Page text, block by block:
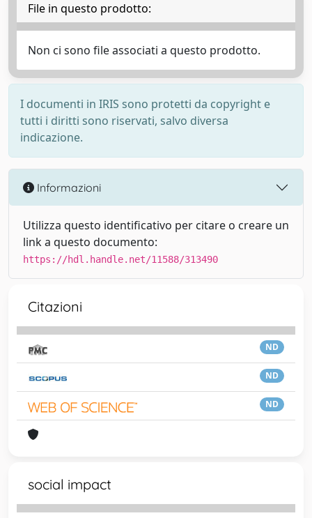
File in questo prodotto:
Non ci sono file associati a questo prodotto.
I documenti in IRIS sono protetti da copyright e
tutti i diritti sono riservati, salvo diversa
indicazione.
Informazioni
Utilizza questo identificativo per citare o creare un
link a questo documento:
https://hdl.handle.net/11588/313490
Citazioni
ND
ND
ND
social impact